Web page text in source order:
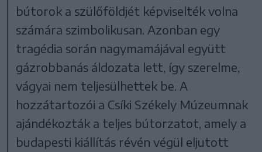
bútorok a szülőföldjét képviselték volna
számára szimbolikusan. Azonban egy
tragédia során nagymamájával együtt
gázrobbanás áldozata lett, így szerelme,
vágyai nem teljesülhettek be. A
hozzátartozói a Csíki Székely Múzeumnak
ajándékozták a teljes bútorzatot, amely a
budapesti kiállítás révén végül eljutott